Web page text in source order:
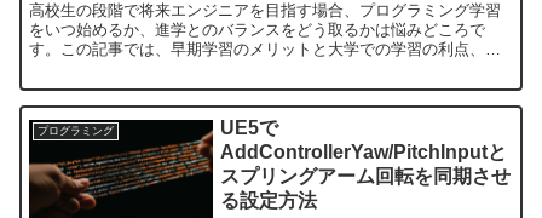
高校生の段階で将来エンジニアを目指す場合、プログラミング学習
をいつ始めるか、進学とのバランスをどう取るかは悩みどころで
す。この記事では、早期学習のメリットと大学での学習の利点、さ
プログラミング
UE5で
AddControllerYaw/PitchInputと
スプリングアーム回転を同期させ
る設定方法